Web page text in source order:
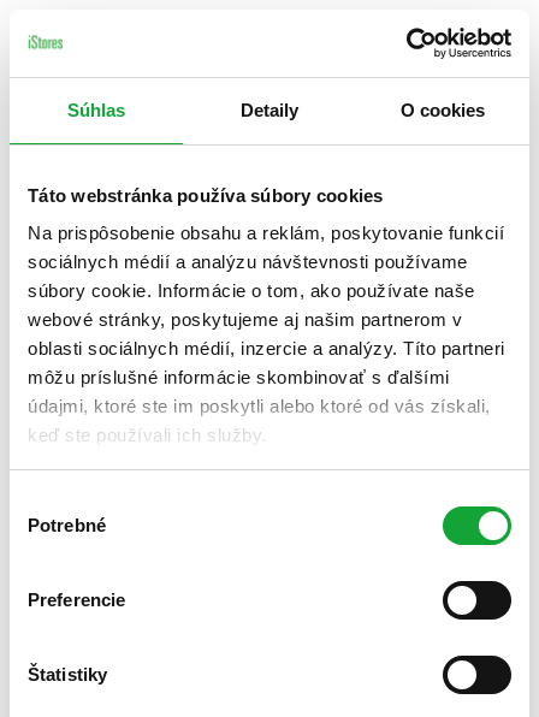
Súhlas Detaily O cookies
Táto webstránka používa súbory cookies
Na prispôsobenie obsahu a reklám, poskytovanie funkcií
sociálnych médií a analýzu návštevnosti používame
súbory cookie. Informácie o tom, ako používate naše
webové stránky, poskytujeme aj našim partnerom v
oblasti sociálnych médií, inzercie a analýzy. Títo partneri
môžu príslušné informácie skombinovať s ďalšími
údajmi, ktoré ste im poskytli alebo ktoré od vás získali,
keď ste používali ich služby.
súhlasu
Potrebné
Preferencie
Štatistiky